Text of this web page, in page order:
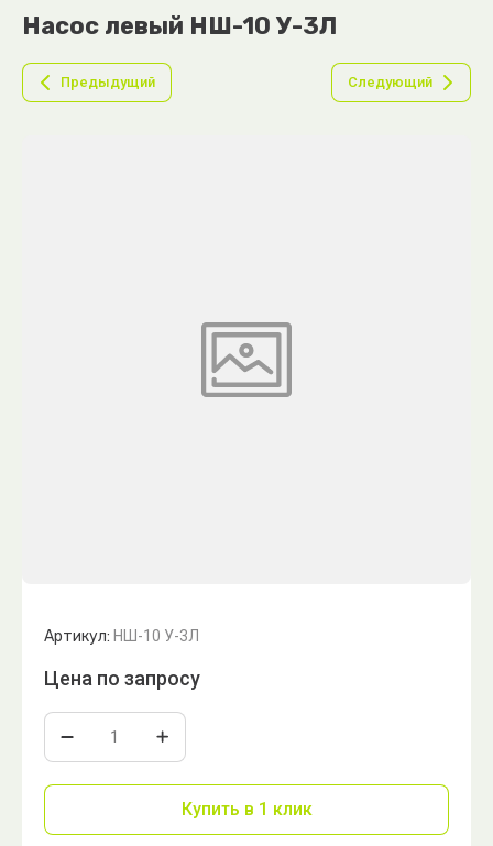
Насос левый НШ-10 У-3Л
Предыдущий Следующий
Артикул: НШ-10 У-3Л
Цена по запросу
Купить в 1 клик